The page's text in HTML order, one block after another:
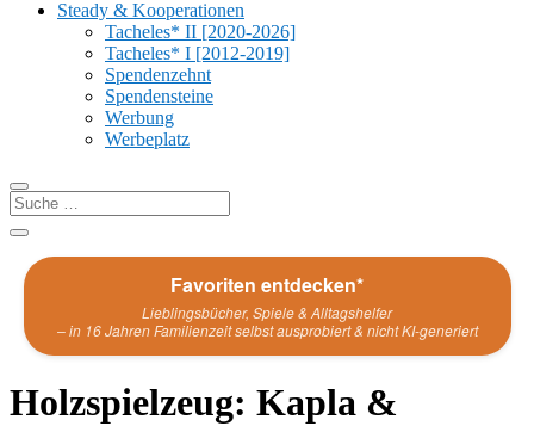
Steady & Kooperationen
Tacheles* II [2020-2026]
Tacheles* I [2012-2019]
Spendenzehnt
Spendensteine
Werbung
Werbeplatz
Favoriten entdecken*
Lieblingsbücher, Spiele & Alltagshelfer
– in 16 Jahren Familienzeit selbst ausprobiert & nicht KI-generiert
Holzspielzeug: Kapla &